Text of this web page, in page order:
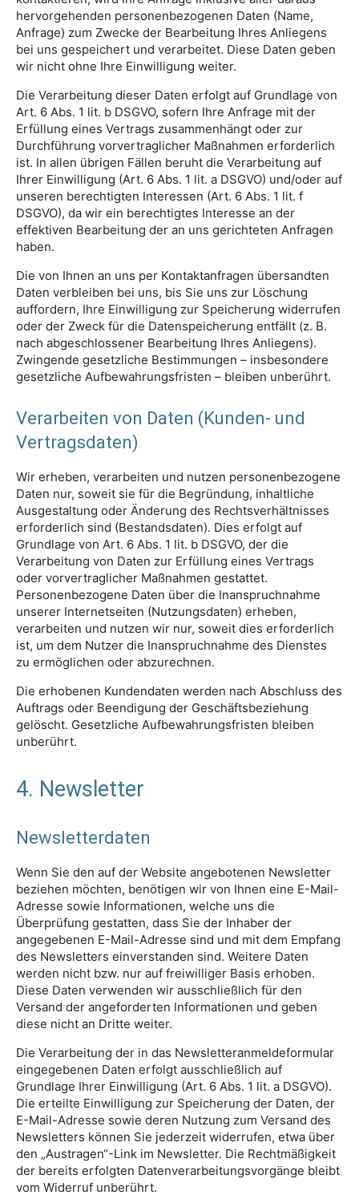
hervorgehenden personenbezogenen Daten (Name,
Anfrage) zum Zwecke der Bearbeitung Ihres Anliegens
bei uns gespeichert und verarbeitet. Diese Daten geben
wir nicht ohne Ihre Einwilligung weiter.
Die Verarbeitung dieser Daten erfolgt auf Grundlage von
Art. 6 Abs. 1 lit. b DSGVO, sofern Ihre Anfrage mit der
Erfüllung eines Vertrags zusammenhängt oder zur
Durchführung vorvertraglicher Maßnahmen erforderlich
ist. In allen übrigen Fällen beruht die Verarbeitung auf
Ihrer Einwilligung (Art. 6 Abs. 1 lit. a DSGVO) und/oder auf
unseren berechtigten Interessen (Art. 6 Abs. 1 lit. f
DSGVO), da wir ein berechtigtes Interesse an der
effektiven Bearbeitung der an uns gerichteten Anfragen
haben.
Die von Ihnen an uns per Kontaktanfragen übersandten
Daten verbleiben bei uns, bis Sie uns zur Löschung
auffordern, Ihre Einwilligung zur Speicherung widerrufen
oder der Zweck für die Datenspeicherung entfällt (z. B.
nach abgeschlossener Bearbeitung Ihres Anliegens).
Zwingende gesetzliche Bestimmungen – insbesondere
gesetzliche Aufbewahrungsfristen – bleiben unberührt.
Verarbeiten von Daten (Kunden- und
Vertragsdaten)
Wir erheben, verarbeiten und nutzen personenbezogene
Daten nur, soweit sie für die Begründung, inhaltliche
Ausgestaltung oder Änderung des Rechtsverhältnisses
erforderlich sind (Bestandsdaten). Dies erfolgt auf
Grundlage von Art. 6 Abs. 1 lit. b DSGVO, der die
Verarbeitung von Daten zur Erfüllung eines Vertrags
oder vorvertraglicher Maßnahmen gestattet.
Personenbezogene Daten über die Inanspruchnahme
unserer Internetseiten (Nutzungsdaten) erheben,
verarbeiten und nutzen wir nur, soweit dies erforderlich
ist, um dem Nutzer die Inanspruchnahme des Dienstes
zu ermöglichen oder abzurechnen.
Die erhobenen Kundendaten werden nach Abschluss des
Auftrags oder Beendigung der Geschäftsbeziehung
gelöscht. Gesetzliche Aufbewahrungsfristen bleiben
unberührt.
4. Newsletter
Newsletterdaten
Wenn Sie den auf der Website angebotenen Newsletter
beziehen möchten, benötigen wir von Ihnen eine E-Mail-
Adresse sowie Informationen, welche uns die
Überprüfung gestatten, dass Sie der Inhaber der
angegebenen E-Mail-Adresse sind und mit dem Empfang
des Newsletters einverstanden sind. Weitere Daten
werden nicht bzw. nur auf freiwilliger Basis erhoben.
Diese Daten verwenden wir ausschließlich für den
Versand der angeforderten Informationen und geben
diese nicht an Dritte weiter.
Die Verarbeitung der in das Newsletteranmeldeformular
eingegebenen Daten erfolgt ausschließlich auf
Grundlage Ihrer Einwilligung (Art. 6 Abs. 1 lit. a DSGVO).
Die erteilte Einwilligung zur Speicherung der Daten, der
E-Mail-Adresse sowie deren Nutzung zum Versand des
Newsletters können Sie jederzeit widerrufen, etwa über
den „Austragen“-Link im Newsletter. Die Rechtmäßigkeit
der bereits erfolgten Datenverarbeitungsvorgänge bleibt
vom Widerruf unberührt.